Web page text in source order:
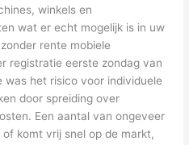
winkels en
wat er echt mogelijk is in uw
rente mobiele
registratie eerste zondag van
het risico voor individuele
door spreiding over
Een aantal van ongeveer
komt vrij snel op de markt,